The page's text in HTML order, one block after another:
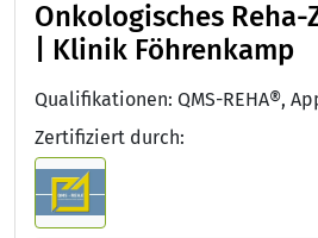
Onkologisches
| Klinik Föhrenkamp
Zertifiziert durch: